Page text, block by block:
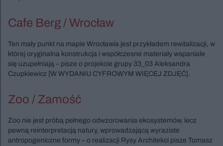
Cafe Berg / Wrocław
Ten mały punkt na mapie Wrocławia jest przykładem rewitalizacji, w
której oryginalna konstrukcja i współczesne materiały wspaniale
się uzupełniają – pisze o projekcie grupy 33_03 Aleksandra
Czupkiewicz [W WYDANIU CYFROWYM WIĘCEJ ZDJĘĆ].
Zoo / Zamość
Zoo nie jest próbą pełnego odwzorowania ekosystemów, lecz
pewną reinterpretacją natury, wprowadzającą wyraziste
antropogeniczne formy – o realizacji Rysy Architekci pisze Tomasz